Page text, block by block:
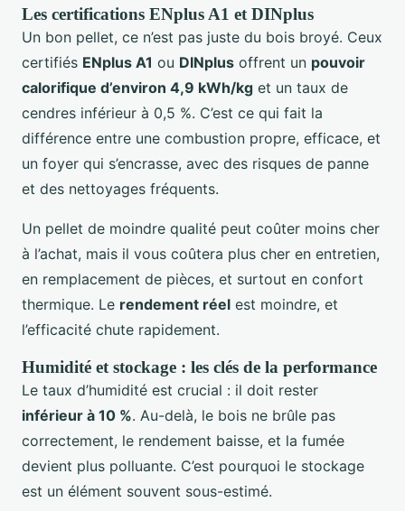
Les certifications ENplus A1 et DINplus
Un bon pellet, ce n’est pas juste du bois broyé. Ceux
certifiés ENplus A1 ou DINplus offrent un pouvoir
calorifique d’environ 4,9 kWh/kg et un taux de
cendres inférieur à 0,5 %. C’est ce qui fait la
différence entre une combustion propre, efficace, et
un foyer qui s’encrasse, avec des risques de panne
et des nettoyages fréquents.
Un pellet de moindre qualité peut coûter moins cher
à l’achat, mais il vous coûtera plus cher en entretien,
en remplacement de pièces, et surtout en confort
thermique. Le rendement réel est moindre, et
l’efficacité chute rapidement.
Humidité et stockage : les clés de la performance
Le taux d’humidité est crucial : il doit rester
inférieur à 10 %. Au-delà, le bois ne brûle pas
correctement, le rendement baisse, et la fumée
devient plus polluante. C’est pourquoi le stockage
est un élément souvent sous-estimé.